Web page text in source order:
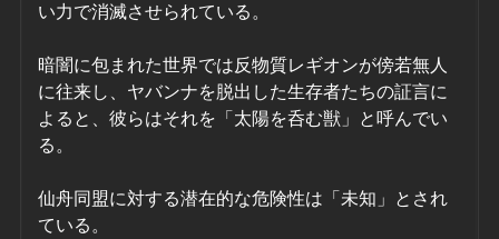
い力で消滅させられている。
暗闇に包まれた世界では反物質レギオンが傍若無人
に往来し、ヤバンナを脱出した生存者たちの証言に
よると、彼らはそれを「太陽を呑む獣」と呼んでい
る。
仙舟同盟に対する潜在的な危険性は「未知」とされ
ている。